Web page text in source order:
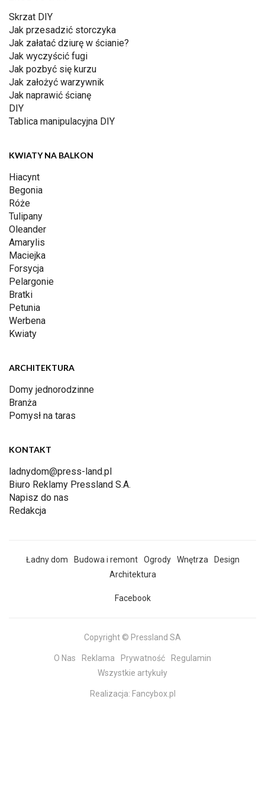
Skrzat DIY
Jak przesadzić storczyka
Jak załatać dziurę w ścianie?
Jak wyczyścić fugi
Jak pozbyć się kurzu
Jak założyć warzywnik
Jak naprawić ścianę
DIY
Tablica manipulacyjna DIY
KWIATY NA BALKON
Hiacynt
Begonia
Róże
Tulipany
Oleander
Amarylis
Maciejka
Forsycja
Pelargonie
Bratki
Petunia
Werbena
Kwiaty
ARCHITEKTURA
Domy jednorodzinne
Branża
Pomysł na taras
KONTAKT
ladnydom@press-land.pl
Biuro Reklamy Pressland S.A.
Napisz do nas
Redakcja
Ładny dom Budowa i remont Ogrody Wnętrza
Design
Architektura
Facebook
Copyright © Pressland SA
O Nas Reklama Prywatność
Regulamin
Wszystkie artykuły
Realizacja: Fancybox.pl